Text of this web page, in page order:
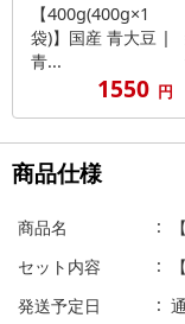
【400g(400g×1
袋)】国産 青大豆 |
青...
1550 円
商品仕様
商品名
セット内容
発送予定日